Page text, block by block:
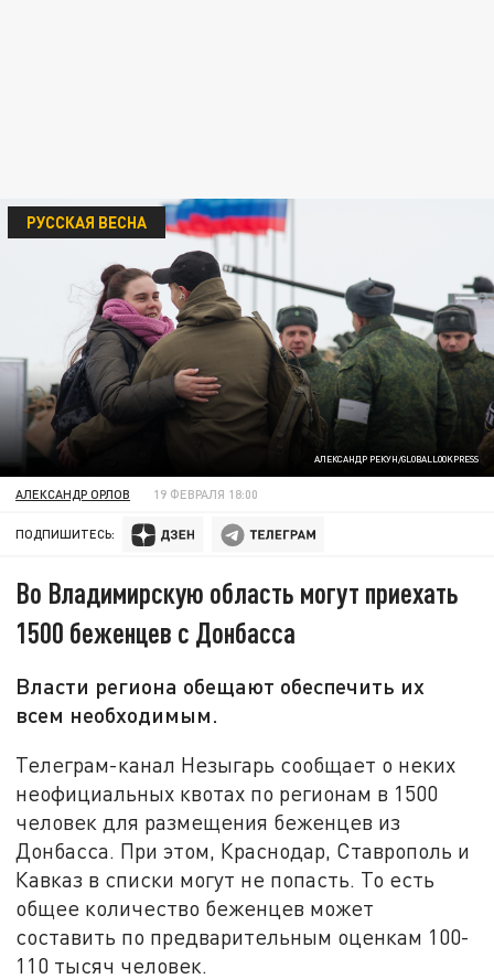
АЛЕКСАНДР РЕКУН/GLOBALLOOKPRESS
РУССКАЯ ВЕСНА
АЛЕКСАНДР ОРЛОВ 19 ФЕВРАЛЯ 18:00
ПОДПИШИТЕСЬ:
Во Владимирскую область могут приехать
1500 беженцев с Донбасса
Власти региона обещают обеспечить их
всем необходимым.
Телеграм-канал Незыгарь сообщает о неких
неофициальных квотах по регионам в 1500
человек для размещения беженцев из
Донбасса. При этом, Краснодар, Ставрополь и
Кавказ в списки могут не попасть. То есть
общее количество беженцев может
составить по предварительным оценкам 100-
110 тысяч человек.